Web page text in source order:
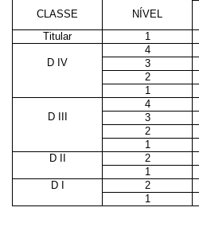
CLASSE NÍVEL
Titular
1
4
D IV
3
2
1
4
D III
3
2
1
D II
2
1
D I
2
1